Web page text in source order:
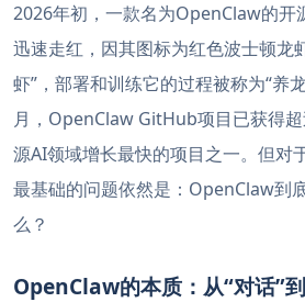
2026年初，一款名为OpenClaw的开
迅速走红，因其图标为红色波士顿龙
虾”，部署和训练它的过程被称为“养
月，OpenClaw GitHub项目已获得
源AI领域增长最快的项目之一。但对
最基础的问题依然是：OpenClaw到
么？
OpenClaw的本质：从“对话”